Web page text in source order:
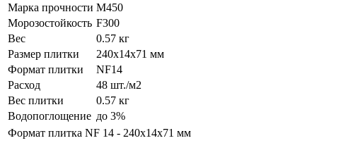
Марка прочности M450
Морозостойкость F300
Вес
0.57 кг
Размер плитки
240x14x71 мм
Формат плитки
NF14
Расход
48 шт./м2
Вес плитки
0.57 кг
Водопоглощение до 3%
Формат плитка NF 14 - 240x14x71 мм